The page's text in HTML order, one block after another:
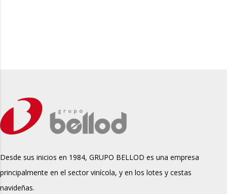
Desde sus inicios en 1984, GRUPO BELLOD es una empresa
principalmente en el sector vinícola, y en los lotes y cestas
navideñas.